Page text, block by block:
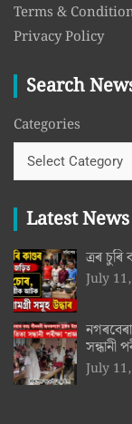
Terms &
Privacy Policy
Search
Categories
Latest News
ত্ৰৰ
July
সন্ধানী
July